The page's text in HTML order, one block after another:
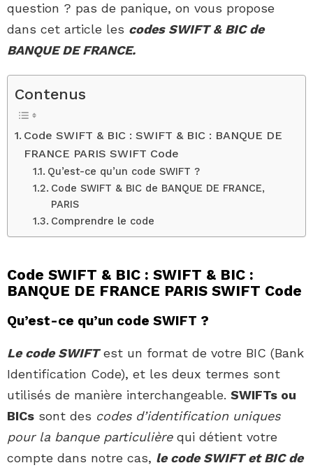
question ? pas de panique, on vous propose
dans cet article les codes SWIFT & BIC de
BANQUE DE FRANCE.
Contenus
Code SWIFT & BIC : SWIFT & BIC : BANQUE DE
FRANCE PARIS SWIFT Code
Qu’est-ce qu’un code SWIFT ?
Code SWIFT & BIC de BANQUE DE FRANCE,
PARIS
Comprendre le code
Code SWIFT & BIC : SWIFT & BIC :
BANQUE DE FRANCE PARIS SWIFT Code
Qu’est-ce qu’un code SWIFT ?
Le code SWIFTest un format de votre BIC (Bank
Identification Code), et les deux termes sont
utilisés de manière interchangeable. SWIFTs ou
BICs sont des codes d’identification uniques
pour la banque particulière qui détient votre
compte dans notre cas, le code SWIFT et BIC de